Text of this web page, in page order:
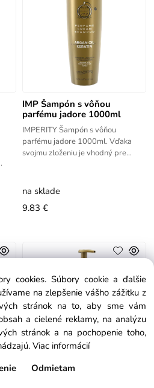
IMP Šampón s vôňou
parfému jadore 1000ml
IMPERITY Šampón s vôňou
parfému jadore 1000ml. Vďaka
svojmu zloženiu je vhodný pre
hodvábnosť,
na sklade
9.83 €
cookies. Súbory cookie a ďalšie
na zlepšenie vášho zážitku z
stránok na to, aby sme vám
a cielené reklamy, na analýzu
stránok a na pochopenie toho,
Viac informácií
Odmietam